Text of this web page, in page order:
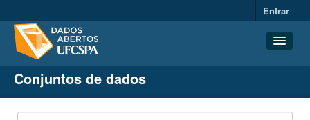
Entrar
Conjuntos de dados
Organizações
Conjuntos de dados